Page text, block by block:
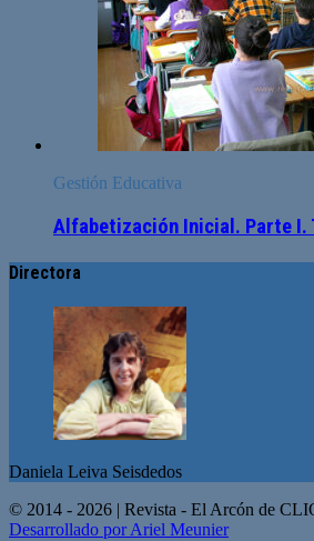
Gestión Educativa
Alfabetización Inicial. Parte I.
Directora
Daniela Leiva Seisdedos
© 2014 - 2026 | Revista - El Arcón de
Desarrollado por Ariel Meunier